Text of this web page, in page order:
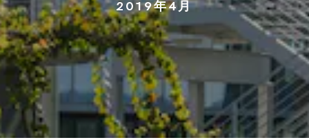
2019年4月